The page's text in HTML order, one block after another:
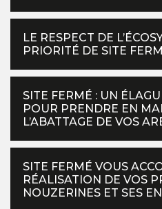
LE RESPECT DE
PRIORITÉ DE SITE
SITE FERMÉ : UN
POUR PRENDRE EN
L’ABATTAGE DE VOS
SITE FERMÉ VOUS
RÉALISATION DE VOS
NOUZERINES ET SES